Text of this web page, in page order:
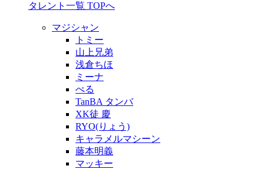
タレント一覧 TOPへ
マジシャン
トミー
山上兄弟
浅倉ちほ
ミーナ
ぺる
TanBA タンバ
XK徒 慶
RYO(りょう)
キャラメルマシーン
藤本明義
マッキー